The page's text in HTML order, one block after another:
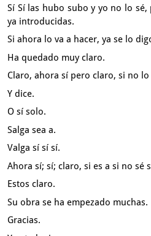
Sí Sí las hubo subo y yo no lo sé,
ya introducidas.
Si ahora lo va a hacer, ya se lo
Ha quedado muy claro.
Claro, ahora sí pero claro, si no lo
Y dice.
O sí solo.
Salga sea a.
Valga sí sí sí.
Ahora sí; sí; claro, si es a si no sé
Estos claro.
Su obra se ha empezado muchas.
Gracias.